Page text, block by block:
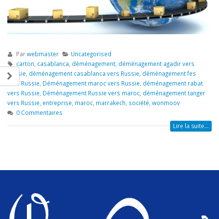
Parwebmaster
Uncategorised
carton, casablanca, déménagement, déménagement agadir vers
Russie, déménagement casablanca vers Russie, déménagement fes
vers Russie, Déménagement maroc vers Russie, déménagement rabat
vers Russie, Déménagement Russie vers maroc, déménagement tanger
vers Russie, entreprise, maroc, marrakech, société, wonmoov
0 Commentaires
Lire la suite...